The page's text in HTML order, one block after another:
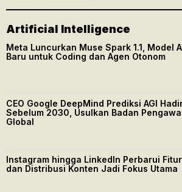
Artificial Intelligence
Meta Luncurkan Muse Spark 1.1, Model
Baru untuk Coding dan Agen Otonom
CEO Google DeepMind Prediksi AGI
Sebelum 2030, Usulkan Badan
Global
Instagram hingga LinkedIn Perbarui
dan Distribusi Konten Jadi Fokus Utama